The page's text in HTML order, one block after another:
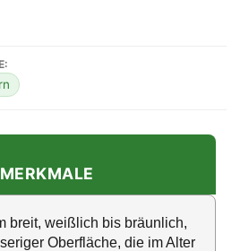
breit, weißlich bis bräunlich,
Oberfläche, die im Alter